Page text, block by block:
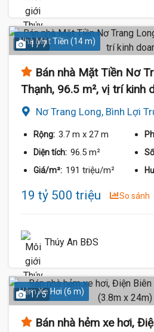
Nhà Mặt Tiền (14 m)
1 / 7
Bán nhà Mặt Tiền Nơ
Thạnh, 96.5 m², vị trí kinh
Nơ Trang Long, Bình Lợi
Rộng: 3.7 m x 27 m
Diện tích: 96.5 m²
Giá/m²: 191 triệu/m²
19 tỷ 500 triệu So sánh
Thúy An BĐS
Hẻm Xe Hơi (6 m)
1 / 5
Bán nhà hẻm xe hơi,